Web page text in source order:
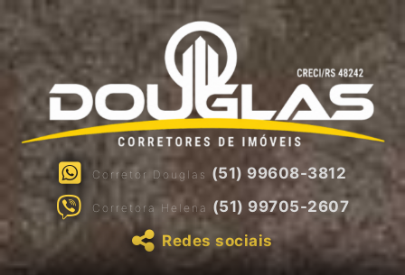
Corretor Douglas (51) 99608-3812
Corretora Helena (51) 99705-2607
Redes sociais